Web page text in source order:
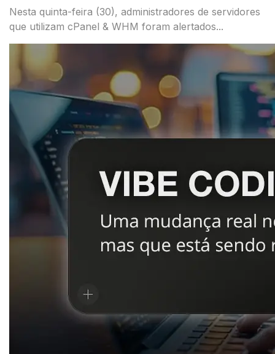
Nesta quinta-feira (30), administradores de servidores
que utilizam cPanel & WHM foram alertados...